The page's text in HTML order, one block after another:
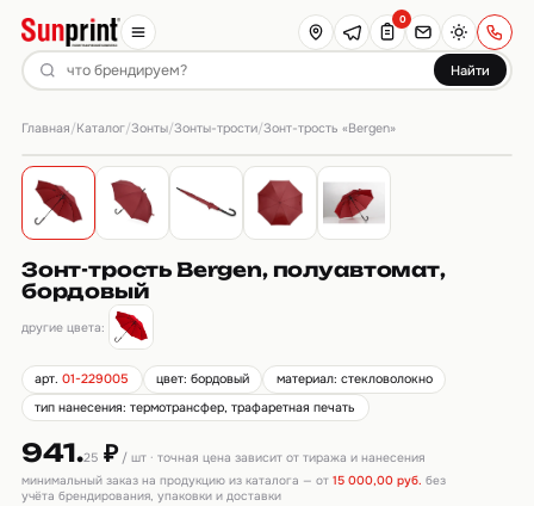
Найти
0
Главная/Каталог/Зонты/Зонты-трости/Зонт-трость «Bergen»
Зонт-трость Bergen, полуавтомат,
бордовый
другие цвета:
арт.01-229005 цвет: бордовый
материал: стекловолокно
тип нанесения: термотрансфер, трафаретная печать
941.25₽/ шт · точная цена зависит от тиража и нанесения
минимальный заказ на продукцию из каталога — от 15 000,00 руб. без
учёта брендирования, упаковки и доставки